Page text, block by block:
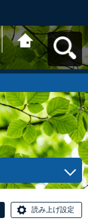
半田市子育て応
援サイト はんだ
っこネットへ戻
読み上げ設定